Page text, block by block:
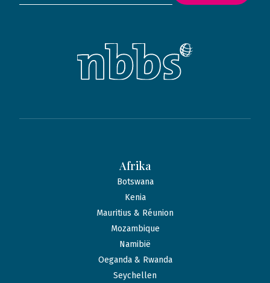
Afrika
Botswana
Kenia
Mauritius & Réunion
Mozambique
Namibië
Oeganda & Rwanda
Seychellen